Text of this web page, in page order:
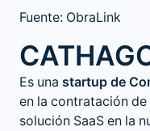
Fuente: ObraLink
Es una startup de
en la contratación
solución SaaS en la